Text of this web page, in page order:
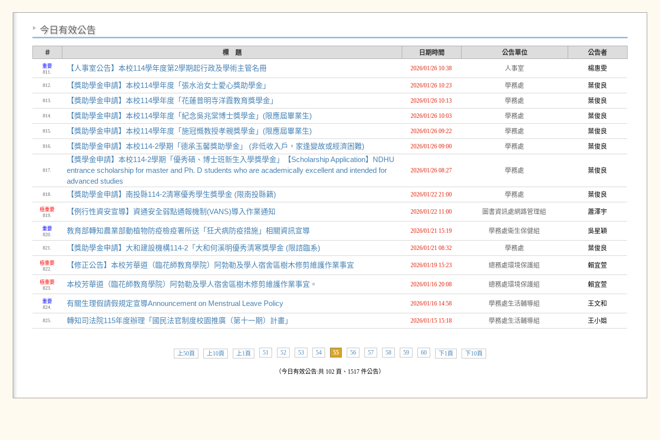
今日有效公告
＃ 標 題 日期時間 公告單位 公告者
重要
811.
【人事室公告】本校114學年度第2學期起行政及學術主管名冊 2026/01/26 10:38 人事室 楊惠雯
812. 【獎助學金申請】本校114學年度「張水治女士愛心獎助學金」 2026/01/26 10:23 學務處 葉俊良
813. 【獎助學金申請】本校114學年度「花蓮普明寺洋霞教育獎學金」 2026/01/26 10:13 學務處 葉俊良
814. 【獎助學金申請】本校114學年度「紀念吳兆棠博士獎學金」(限應屆畢業生) 2026/01/26 10:03 學務處 葉俊良
815. 【獎助學金申請】本校114學年度「施冠慨教授孝親獎學金」(限應屆畢業生) 2026/01/26 09:22 學務處 葉俊良
816. 【獎助學金申請】本校114-2學期「德承玉馨獎助學金」 (非低收入戶，家逢變故或經濟困難) 2026/01/26 09:00 學務處 葉俊良
817.
【獎學金申請】本校114-2學期「優秀碩、博士班新生入學獎學金」【Scholarship Application】NDHU
entrance scholarship for master and Ph. D students who are academically excellent and intended for
advanced studies
2026/01/26 08:27 學務處 葉俊良
818. 【獎助學金申請】南投縣114-2清寒優秀學生獎學金 (限南投縣籍) 2026/01/22 21:00 學務處 葉俊良
極重要
819.
【例行性資安宣導】資通安全弱點通報機制(VANS)導入作業通知 2026/01/22 11:00 圖書資訊處網路管理組 蕭澤宇
重要
820.
教育部轉知農業部動植物防疫檢疫署所送「狂犬病防疫措施」相關資訊宣導 2026/01/21 15:19 學務處衛生保健組 吳星穎
821. 【獎助學金申請】大和建設機構114-2「大和何溪明優秀清寒獎學金 (限諮臨系) 2026/01/21 08:32 學務處 葉俊良
極重要
822.
【修正公告】本校芳華道（臨花師教育學院）阿勃勒及學人宿舍區樹木修剪維護作業事宜 2026/01/19 15:23 總務處環境保護組 賴宜萱
極重要
823.
本校芳華道（臨花師教育學院）阿勃勒及學人宿舍區樹木修剪維護作業事宜。 2026/01/16 20:08 總務處環境保護組 賴宜萱
重要
824.
有關生理假請假規定宣導Announcement on Menstrual Leave Policy 2026/01/16 14:58 學務處生活輔導組 王文和
825. 轉知司法院115年度辦理「國民法官制度校園推廣（第十一期）計畫」 2026/01/15 15:18 學務處生活輔導組 王小姐
上50頁 上10頁 上1頁 51 52 53 54 55 56 57 58 59 60 下1頁 下10頁
（今日有效公告:共 102 頁、1517 件公告）